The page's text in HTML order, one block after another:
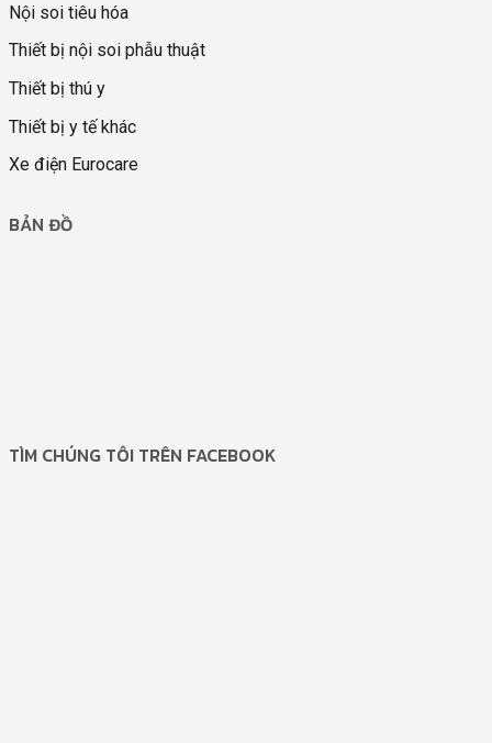
Nội soi tiêu hóa
Thiết bị nội soi phẫu thuật
Thiết bị thú y
Thiết bị y tế khác
Xe điện Eurocare
BẢN ĐỒ
TÌM CHÚNG TÔI TRÊN FACEBOOK